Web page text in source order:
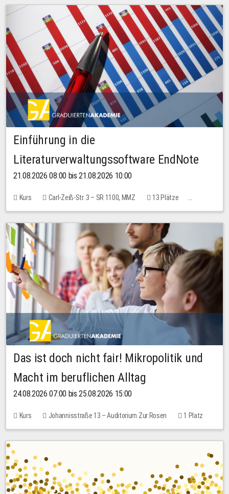
Einführung in die
Literaturverwaltungssoftware EndNote
21.08.2026 08:00 bis 21.08.2026 10:00
Kurs Carl-Zeiß-Str. 3 – SR 1100, MMZ
13 Plätze
10,00 EUR
Das ist doch nicht fair! Mikropolitik und
Macht im beruflichen Alltag
24.08.2026 07:00 bis 25.08.2026 15:00
Kurs Johannisstraße 13 – Auditorium Zur Rosen
1 Platz
30,00 EUR